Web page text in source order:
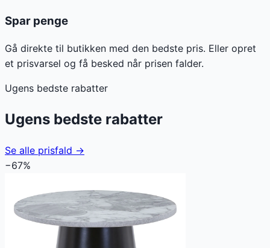
Spar penge
Gå direkte til butikken med den bedste pris. Eller opret
et prisvarsel og få besked når prisen falder.
Ugens bedste rabatter
Ugens bedste rabatter
Se alle prisfald →
−67%